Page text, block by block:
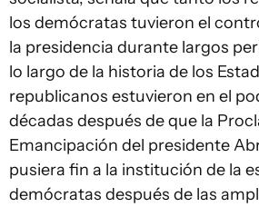
los demócratas tuvieron el
la presidencia durante largos
lo largo de la historia de los
republicanos estuvieron en el
décadas después de que la
Emancipación del presidente
pusiera fin a la institución de la
demócratas después de las